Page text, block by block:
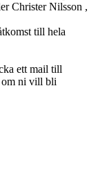
Christer Nilsson ,
till hela
ett mail till
om ni vill bli